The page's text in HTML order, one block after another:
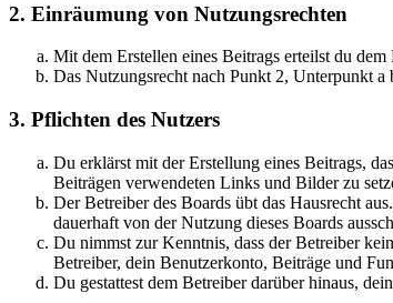
2. Einräumung von Nutzungsrechten
Mit dem Erstellen eines Beitrags erteilst du
Das Nutzungsrecht nach Punkt 2, Unterpunkt
3. Pflichten des Nutzers
Du erklärst mit der Erstellung eines Beitrags,
Beiträgen verwendeten Links und Bilder zu
Der Betreiber des Boards übt das Hausrecht
dauerhaft von der Nutzung dieses Boards
Du nimmst zur Kenntnis, dass der Betreiber
Betreiber, dein Benutzerkonto, Beiträge und
Du gestattest dem Betreiber darüber hinaus,